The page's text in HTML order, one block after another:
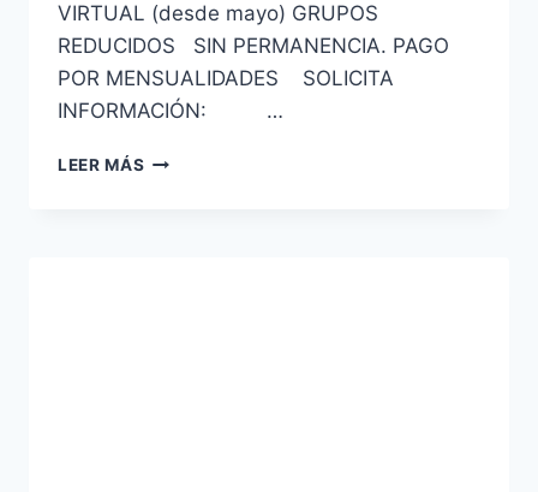
VIRTUAL (desde mayo) GRUPOS
REDUCIDOS SIN PERMANENCIA. PAGO
POR MENSUALIDADES SOLICITA
INFORMACIÓN: …
LEER MÁS AYUDANTE